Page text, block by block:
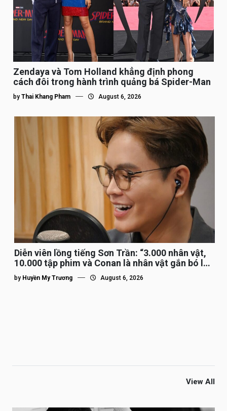
Zendaya và Tom Holland khẳng định phong
cách đôi trong hành trình quảng bá Spider-Man
by Thai Khang Pham August 6, 2026
Diễn viên lồng tiếng Sơn Trần: “3.000 nhân vật,
10.000 tập phim và Conan là nhân vật gắn bó lâu
nhất”
by Huyền My Trương August 6, 2026
View All